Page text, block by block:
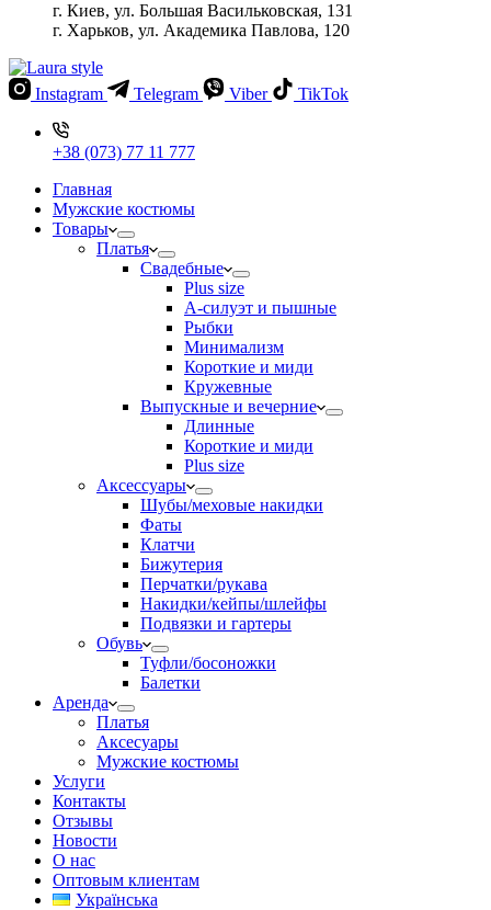
г. Киев, ул. Большая Васильковская, 131
г. Харьков, ул. Академика Павлова, 120
Instagram Telegram Viber TikTok
+38 (073) 77 11 777
Главная
Мужские костюмы
Товары
Платья
Свадебные
Plus size
А-силуэт и пышные
Рыбки
Минимализм
Короткие и миди
Кружевные
Выпускные и вечерние
Длинные
Короткие и миди
Plus size
Аксессуары
Шубы/меховые накидки
Фаты
Клатчи
Бижутерия
Перчатки/рукава
Накидки/кейпы/шлейфы
Подвязки и гартеры
Обувь
Туфли/босоножки
Балетки
Аренда
Платья
Аксесуары
Мужские костюмы
Услуги
Контакты
Отзывы
Новости
О нас
Оптовым клиентам
Українська